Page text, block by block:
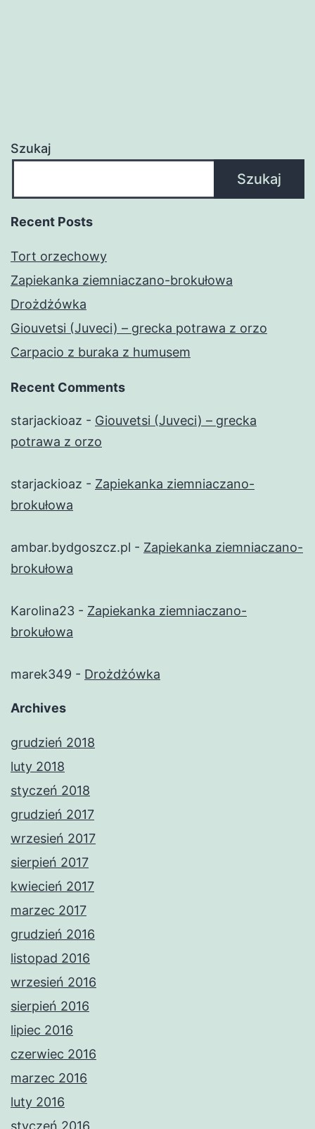
Szukaj
Szukaj
Recent Posts
Tort orzechowy
Zapiekanka ziemniaczano-brokułowa
Drożdżówka
Giouvetsi (Juveci) – grecka potrawa z orzo
Carpacio z buraka z humusem
Recent Comments
starjackioaz - Giouvetsi (Juveci) – grecka
potrawa z orzo
starjackioaz - Zapiekanka ziemniaczano-
brokułowa
ambar.bydgoszcz.pl - Zapiekanka ziemniaczano-
brokułowa
Karolina23 - Zapiekanka ziemniaczano-
brokułowa
marek349 - Drożdżówka
Archives
grudzień 2018
luty 2018
styczeń 2018
grudzień 2017
wrzesień 2017
sierpień 2017
kwiecień 2017
marzec 2017
grudzień 2016
listopad 2016
wrzesień 2016
sierpień 2016
lipiec 2016
czerwiec 2016
marzec 2016
luty 2016
styczeń 2016